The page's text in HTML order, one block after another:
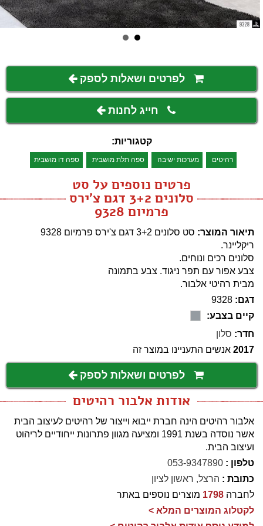
לפרטים ושאלות לספק
חייג לחנות
קטגוריות:
רהיטים מערכות ישיבה ספה תלת מושבית ספה דו מושבית
פרטים נוספים על סט
סלונים 3+2 דגם צ'ירס
פרמיום 9328
תיאור המוצר:
סט סלונים 3+2 דגם צ'ירס פרמיום 9328
ריקליינר.
סלונים רכים ונוחים.
צבע אפור עם תפר ניגוד. צבע בתמונה
מבית רהיטי אלבור.
דגם: 9328
קיים בצבע:
חדר: סלון
2017 אנשים התעניינו במוצר זה
לפרטים ושאלות לספק
אודות אלבור רהיטים
אלבור רהיטים הינה חברת ייבוא וייצור של רהיטים לעיצוב הבית
אשר נוסדה בשנת 1991 ומציעה מגוון פתרונות ייחודיים לריהוט
ועיצוב הבית.
טלפון : 053-9347890
כתובת : הרצל, ראשון לציון
לחברה 1798 מוצרים נוספים באתר
לקטלוג המוצרים המלא >